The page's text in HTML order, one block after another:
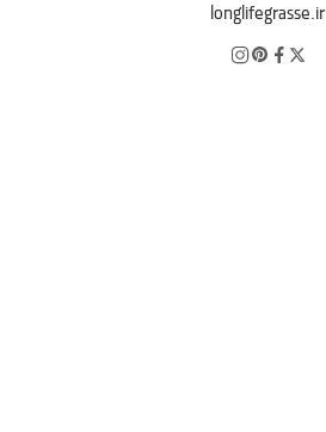
longlifegrasse.ir